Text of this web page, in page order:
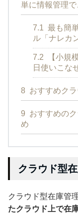
単に情報管理
7.1 最も簡
ル「ナレカ
7.2
【小規
日使いこな
8 おすすめク
9 おすすめの
め
クラウド型
クラウド型在庫管
たクラウド上で在